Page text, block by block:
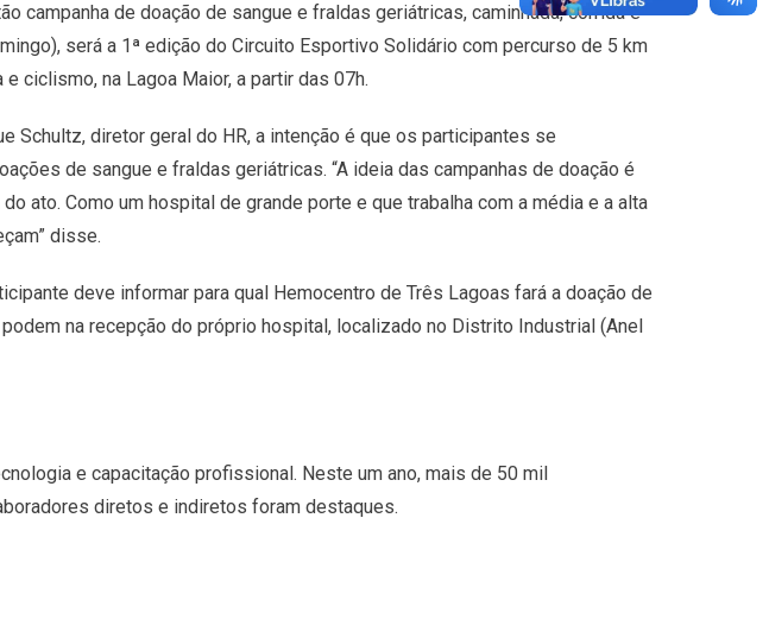
campanha de doação de sangue e fraldas geriátricas, caminhada, corrida e
será a 1ª edição do Circuito Esportivo Solidário com percurso de 5 km
e ciclismo, na Lagoa Maior, a partir das 07h.
Schultz, diretor geral do HR, a intenção é que os participantes se
de sangue e fraldas geriátricas. “A ideia das campanhas de doação é
ato. Como um hospital de grande porte e que trabalha com a média e a alta
disse.
deve informar para qual Hemocentro de Três Lagoas fará a doação de
na recepção do próprio hospital, localizado no Distrito Industrial (Anel
e capacitação profissional. Neste um ano, mais de 50 mil
diretos e indiretos foram destaques.